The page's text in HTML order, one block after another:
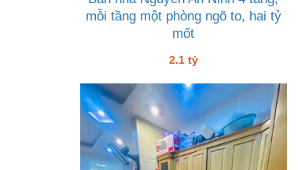
mỗi tầng một phòng ngõ to, hai tỷ
mốt
2.1 tỷ